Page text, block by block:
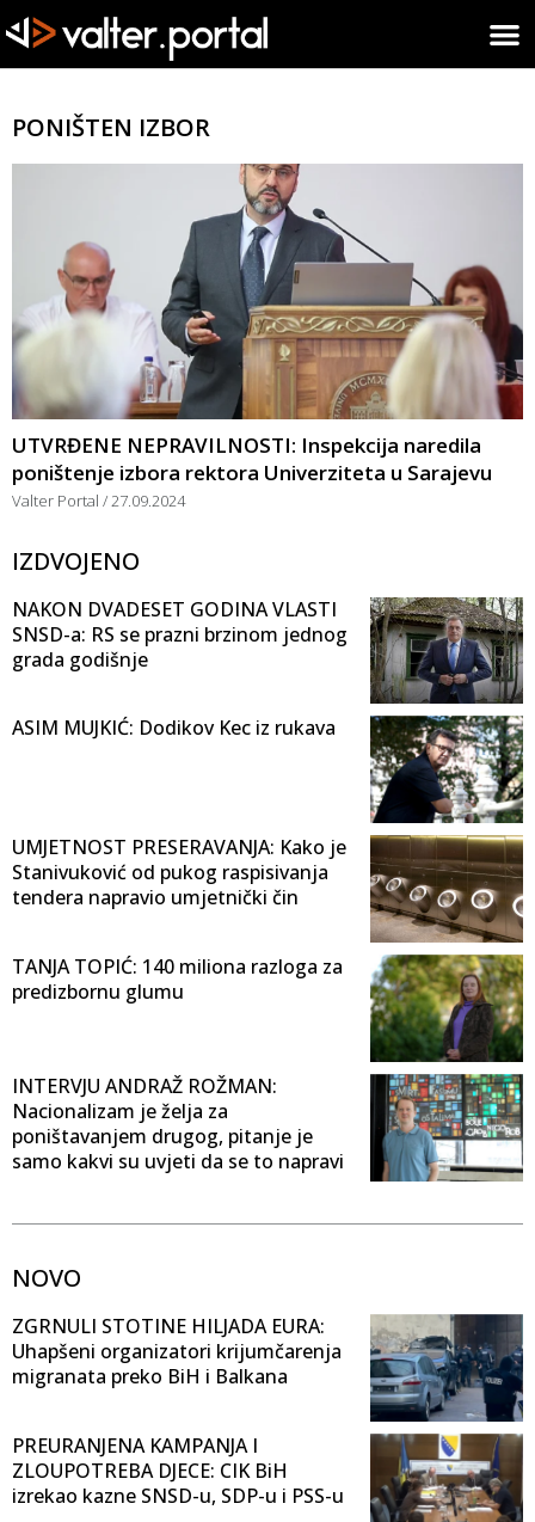
PONIŠTEN IZBOR
UTVRĐENE NEPRAVILNOSTI: Inspekcija naredila
poništenje izbora rektora Univerziteta u Sarajevu
Valter Portal 27.09.2024
IZDVOJENO
NAKON DVADESET GODINA VLASTI
SNSD-a: RS se prazni brzinom jednog
grada godišnje
ASIM MUJKIĆ: Dodikov Kec iz rukava
UMJETNOST PRESERAVANJA: Kako je
Stanivuković od pukog raspisivanja
tendera napravio umjetnički čin
TANJA TOPIĆ: 140 miliona razloga za
predizbornu glumu
INTERVJU ANDRAŽ ROŽMAN:
Nacionalizam je želja za
poništavanjem drugog, pitanje je
samo kakvi su uvjeti da se to napravi
NOVO
ZGRNULI STOTINE HILJADA EURA:
Uhapšeni organizatori krijumčarenja
migranata preko BiH i Balkana
PREURANJENA KAMPANJA I
ZLOUPOTREBA DJECE: CIK BiH
izrekao kazne SNSD-u, SDP-u i PSS-u